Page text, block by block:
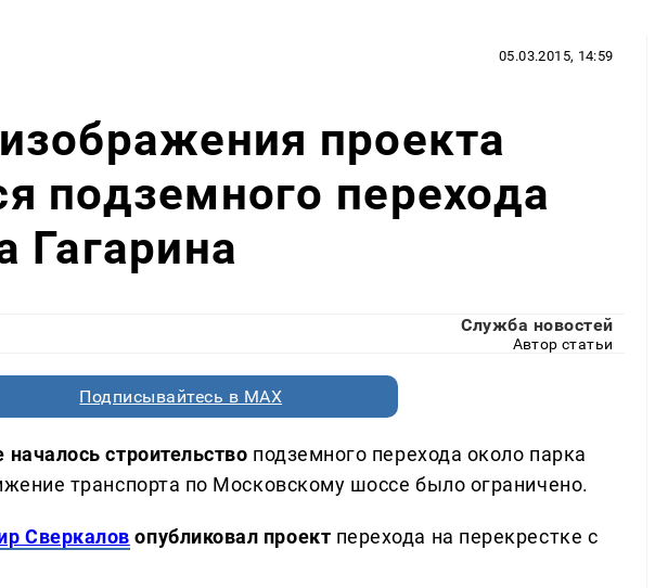
05.03.2015, 14:59
проекта
подземного перехода
Гагарина
Служба новостей
Автор статьи
Подписывайтесь в MAX
строительство подземного перехода около парка
транспорта по Московскому шоссе было ограничено.
Сверкалов опубликовал проект перехода на перекрестке с